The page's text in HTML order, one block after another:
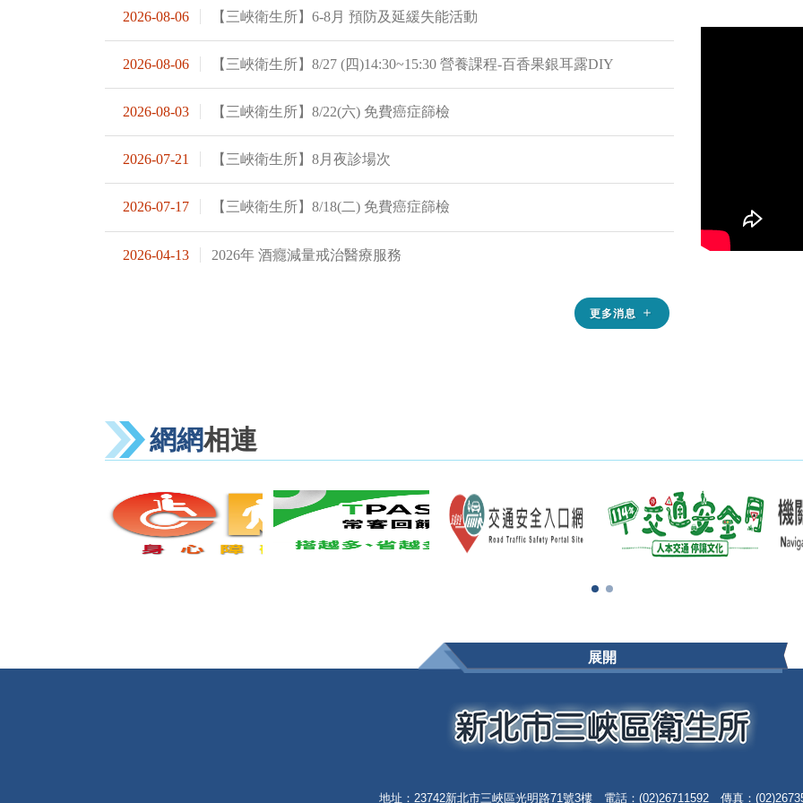
2026-08-06 【三峽衛生所】6-8月 預防及延緩失能活動
2026-08-06 【三峽衛生所】8/27 (四)14:30~15:30 營養課程-百香果銀耳露DIY
2026-08-03 【三峽衛生所】8/22(六) 免費癌症篩檢
2026-07-21 【三峽衛生所】8月夜診場次
2026-07-17 【三峽衛生所】8/18(二) 免費癌症篩檢
2026-04-13 2026年 酒癮減量戒治醫療服務
更多消息
網網相連
展開
地址：23742新北市三峽區光明路71號3樓 電話：(02)26711592 傳真：